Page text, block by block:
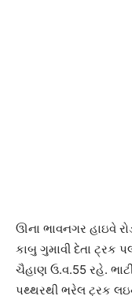
ઊના ભાવનગર હાઇવે
કાબુ ગુમાવી દેતા ટ્રક
ચૈહાણ ઉ.વ.55 રહે.
પથ્થરથી ભરેલ ટ્રક